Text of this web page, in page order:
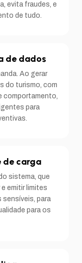
evita fraudes, e
de tudo.
de dados
Ao gerar
do turismo, com
comportamento,
para
de carga
sistema, que
emitir limites
sensíveis, para
para os